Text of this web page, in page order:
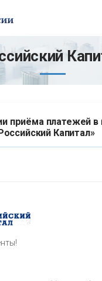
приёма платежей в
Капитал»